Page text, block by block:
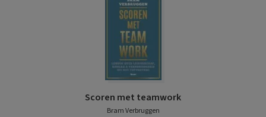
Scoren met teamwork
Bram Verbruggen